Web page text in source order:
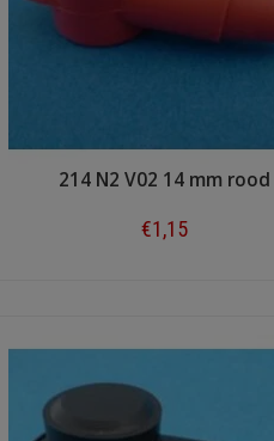
214 N2 V02 14 mm rood
€1,15